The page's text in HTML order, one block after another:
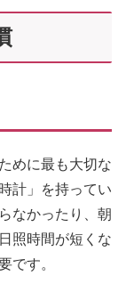
めに最も大切な
計」を持ってい
なかったり、朝
照時間が短くな
です。